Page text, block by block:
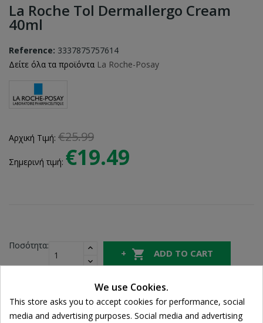
La Roche Tol Dermallergo Cream
40ml
Reference: 3337875757614
Δείτε όλα τα προϊόντα La Roche-Posay
Αρχική Τιμή: €25.99
Σημερινή τιμή: €19.49
Ποσότητα:
 ADD TO CART
Share
We use Cookies.
This store asks you to accept cookies for performance, social
media and advertising purposes. Social media and advertising